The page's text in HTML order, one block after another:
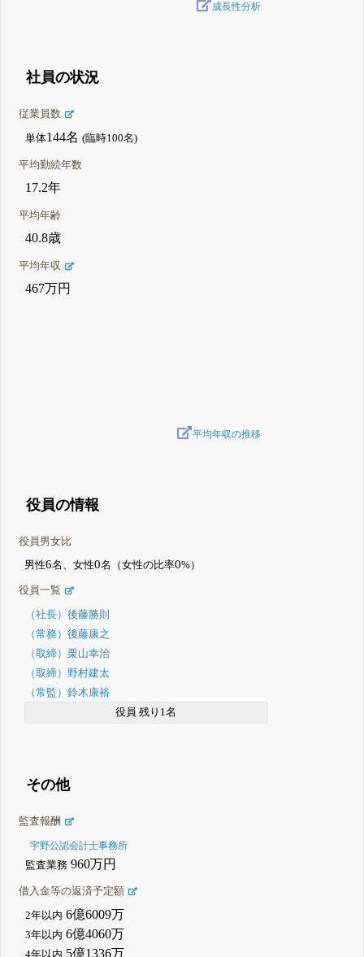
成長性分析
社員の状況
従業員数
単体144名(臨時100名)
平均勤続年数
17.2年
平均年齢
40.8歳
平均年収
467万円
平均年収の推移
役員の情報
役員男女比
男性6名、女性0名（女性の比率0%）
役員一覧
（社長）後藤勝則
（常務）後藤康之
（取締）栗山幸治
（取締）野村建太
（常監）鈴木康裕
役員 残り1名
その他
監査報酬
宇野公認会計士事務所
監査業務 960万円
借入金等の返済予定額
2年以内 6億6009万
3年以内 6億4060万
4年以内 5億1336万